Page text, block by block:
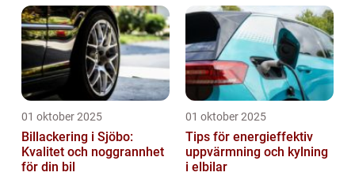
01 oktober 2025
Billackering i Sjöbo:
Kvalitet och noggrannhet
för din bil
01 oktober 2025
Tips för energieffektiv
uppvärmning och kylning
i elbilar